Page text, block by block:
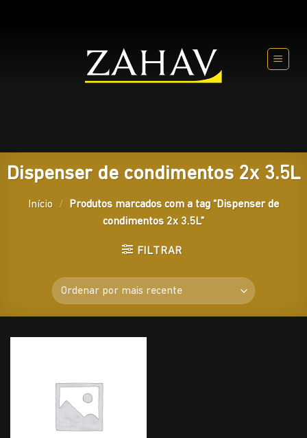
Dispenser de condimentos 2x 3.5L
Início /
Produtos marcados com a tag “Dispenser de
condimentos 2x 3.5L”
FILTRAR